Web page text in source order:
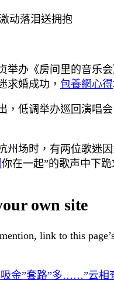
举办《房间里的音乐
求婚成功， 包養網心得
，低调举办巡回演唱
州场时，有两位歌迷
你在一起”的歌声中下
own site
link to this
金”套路”多……”云相